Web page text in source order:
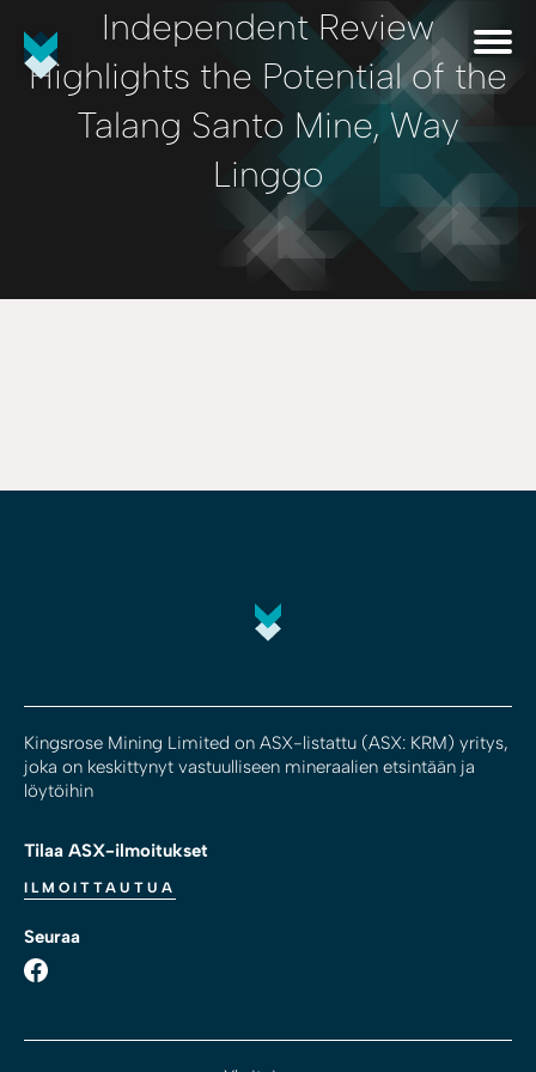
Independent Review
Highlights the Potential of the
Talang Santo Mine, Way
Linggo
Kingsrose Mining Limited on ASX-listattu (ASX: KRM) yritys,
joka on keskittynyt vastuulliseen mineraalien etsintään ja
löytöihin
Tilaa ASX-ilmoitukset
ILMOITTAUTUA
Seuraa